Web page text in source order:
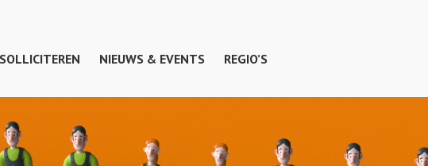
SOLLICITEREN NIEUWS & EVENTS REGIO’S